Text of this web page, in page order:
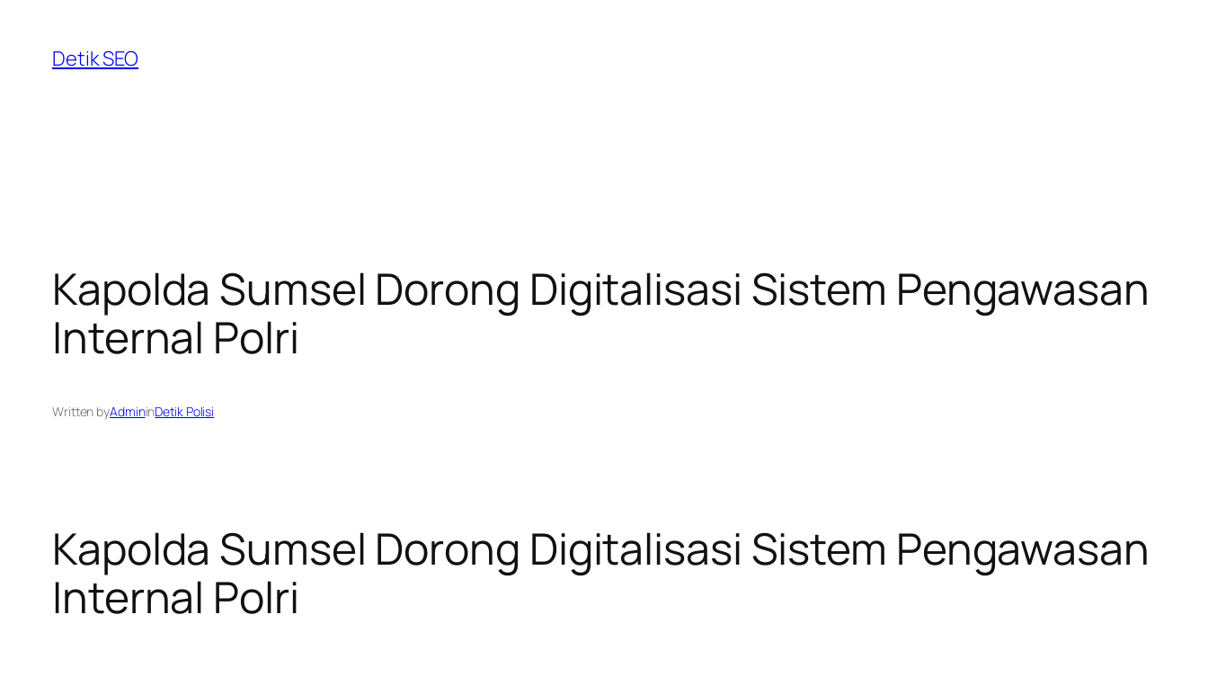
content
Detik SEO
Kapolda Sumsel Dorong Digitalisasi Sistem Pengawasan
Internal Polri
Written byAdmininDetik Polisi
Kapolda Sumsel Dorong Digitalisasi Sistem Pengawasan
Internal Polri